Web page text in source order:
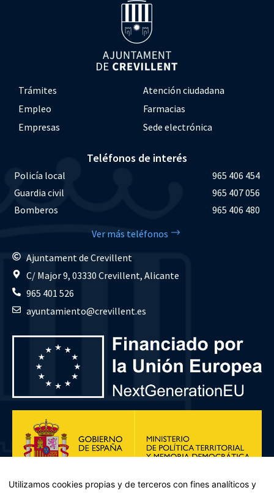
Trámites
Atención ciudadana
Empleo
Farmacias
Empresas
Sede electrónica
Teléfonos de interés
Policía local
965 406 454
Guardia civil
965 407 056
Bomberos
965 406 480
Ver más teléfonos
Ajuntament de Crevillent
C/ Major 9, 03330 Crevillent, Alicante
965 401 526
ayuntamiento@crevillent.es
Utilizamos cookies propias y de terceros con fines analíticos y